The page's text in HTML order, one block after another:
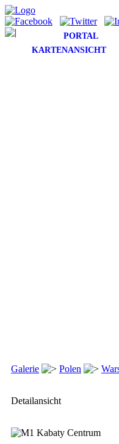
PORTAL
KARTENANSICHT
Galerie Polen
Detailansicht